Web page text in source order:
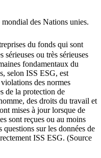
mondial des Nations unies.
du fonds qui sont
sérieuses ou très sérieuses
fondamentaux du
selon ISS ESG, est
des normes
de la protection de
des droits du travail et
mises à jour lorsque de
sont reçues ou au moins
sur les données de
ISS ESG. (Source